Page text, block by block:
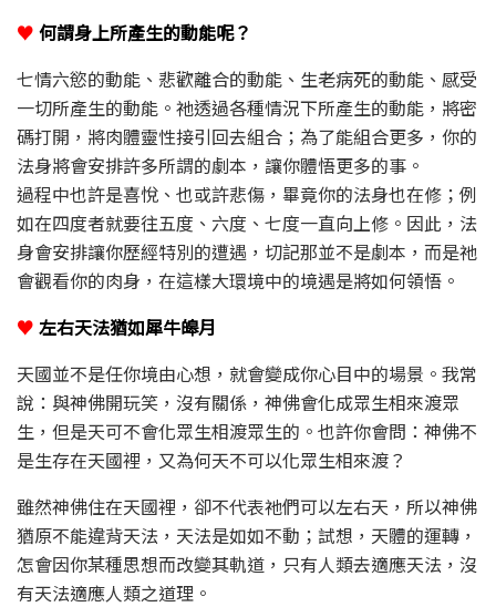
♥ 何謂身上所產生的動能呢？
七情六慾的動能、悲歡離合的動能、生老病死的動能、感受
一切所產生的動能。祂透過各種情況下所產生的動能，將密
碼打開，將肉體靈性接引回去組合；為了能組合更多，你的
法身將會安排許多所謂的劇本，讓你體悟更多的事。
過程中也許是喜悅、也或許悲傷，畢竟你的法身也在修；例
如在四度者就要往五度、六度、七度一直向上修。因此，法
身會安排讓你歷經特別的遭遇，切記那並不是劇本，而是祂
會觀看你的肉身，在這樣大環境中的境遇是將如何領悟。
♥ 左右天法猶如犀牛皞月
天國並不是任你境由心想，就會變成你心目中的場景。我常
說：與神佛開玩笑，沒有關係，神佛會化成眾生相來渡眾
生，但是天可不會化眾生相渡眾生的。也許你會問：神佛不
是生存在天國裡，又為何天不可以化眾生相來渡？
雖然神佛住在天國裡，卻不代表祂們可以左右天，所以神佛
猶原不能違背天法，天法是如如不動；試想，天體的運轉，
怎會因你某種思想而改變其軌道，只有人類去適應天法，沒
有天法適應人類之道理。